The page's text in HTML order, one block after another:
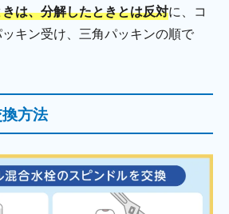
は、分解したときとは反対に、コ
キン受け、三角パッキンの順で
方法